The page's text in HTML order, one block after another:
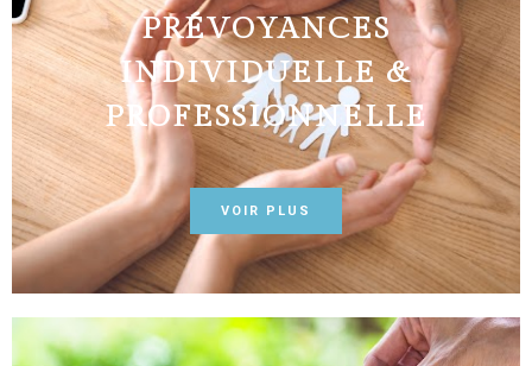
PRÉVOYANCES
INDIVIDUELLE &
PROFESSIONNELLE
VOIR PLUS